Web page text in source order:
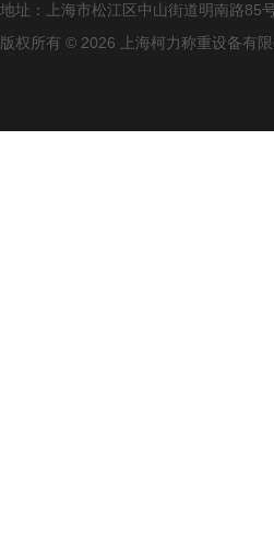
地址：上海市松江区中山街道明南路85
版权所有 © 2026 上海柯力称重设备有